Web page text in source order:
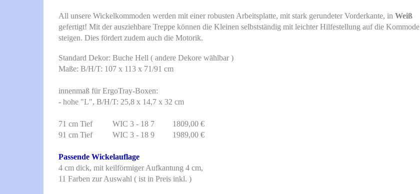
All unsere Wickelkommoden werden mit einer robusten Arbeitsplatte, mit stark gerundeter Vorderkante, in Weiß
gefertigt! Mit der ausziehbare Treppe können die Kleinen selbstständig mit leichter Hilfestellung auf die Kommode
steigen. Dies fördert zudem auch die Motorik.
Standard Dekor: Buche Hell ( andere Dekore wählbar )
Maße: B/H/T: 107 x 113 x 71/91 cm
innenmaß für ErgoTray-Boxen:
- hohe "L", B/H/T: 25,8 x 14,7 x 32 cm
71 cm Tief WIC 3 - 18 7 1809,00 €
91 cm Tief WIC 3 - 18 9 1989,00 €
Passende Wickelauflage
4 cm dick, mit keilförmiger Aufkantung 4 cm,
11 Farben zur Auswahl ( ist in Preis inkl. )